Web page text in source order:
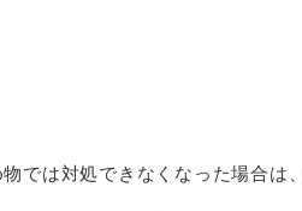
では対処できなくなった場合は